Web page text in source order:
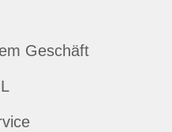
Geschäft